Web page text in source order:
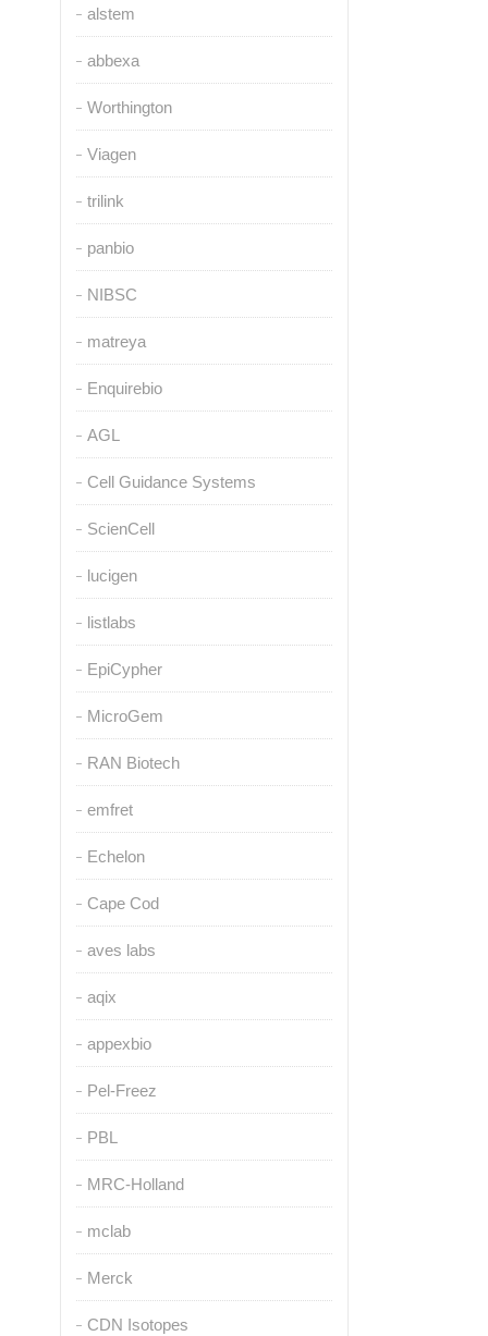
alstem
abbexa
Worthington
Viagen
trilink
panbio
NIBSC
matreya
Enquirebio
AGL
Cell Guidance Systems
ScienCell
lucigen
listlabs
EpiCypher
MicroGem
RAN Biotech
emfret
Echelon
Cape Cod
aves labs
aqix
appexbio
Pel-Freez
PBL
MRC-Holland
mclab
Merck
CDN Isotopes